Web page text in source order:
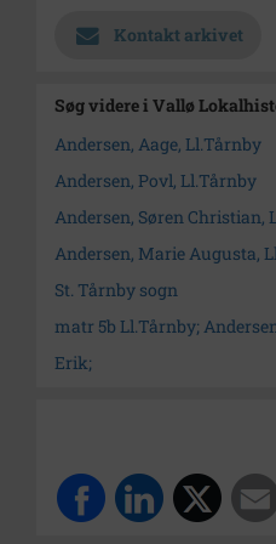
Kontakt arkivet
Søg videre i Vallø
Andersen, Aage, Ll.Tårnby
Andersen, Povl, Ll.Tårnby
Andersen, Søren Christian,
Andersen, Marie Augusta,
St. Tårnby sogn
matr 5b Ll.Tårnby;
Erik;